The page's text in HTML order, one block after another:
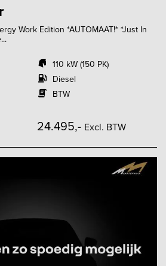
Work Edition *AUTOMAAT!* *Just In
110 kW (150 PK)
Diesel
BTW
24.495,- Excl. BTW